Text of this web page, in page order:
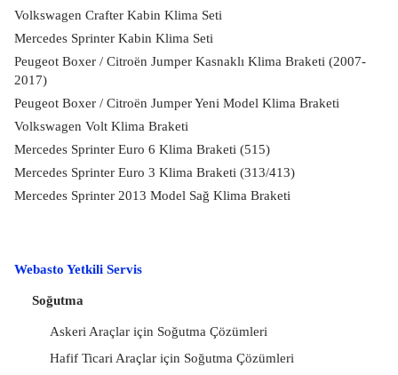
Volkswagen Crafter Kabin Klima Seti
Mercedes Sprinter Kabin Klima Seti
Peugeot Boxer / Citroën Jumper Kasnaklı Klima Braketi (2007-
2017)
Peugeot Boxer / Citroën Jumper Yeni Model Klima Braketi
Volkswagen Volt Klima Braketi
Mercedes Sprinter Euro 6 Klima Braketi (515)
Mercedes Sprinter Euro 3 Klima Braketi (313/413)
Mercedes Sprinter 2013 Model Sağ Klima Braketi
Webasto Yetkili Servis
Soğutma
Askeri Araçlar için Soğutma Çözümleri
Hafif Ticari Araçlar için Soğutma Çözümleri